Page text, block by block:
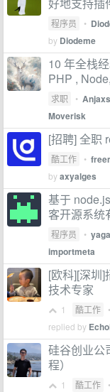
程序员 •
by Diodeme
10 年全栈
PHP ,
求职 • Anjaxs
Moverisk
[招聘] 全职
酷工作 •
byaxyalges
基于
客开源系统
程序员 •
importmeta
[欧科][深圳
技术专家
1 酷工作 •
replied by
硅谷创业公
程）
1 酷工作 •